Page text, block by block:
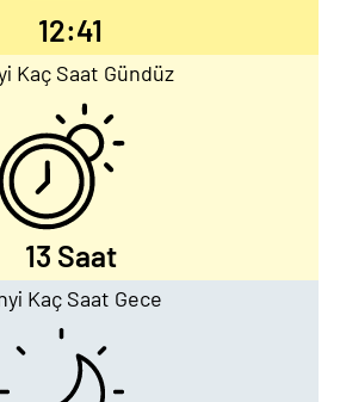
12:41
Kaç Saat Gündüz
13 Saat
Kaç Saat Gece